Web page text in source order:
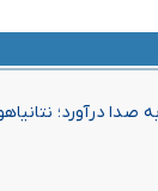
درآورد؛